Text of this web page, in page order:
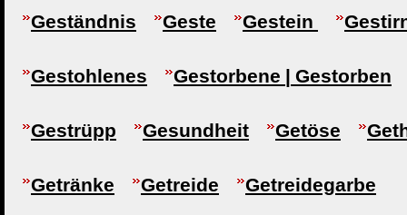
Geständnis Geste Gestein
Gestohlenes Gestorbene | Gestorben
Gestrüpp Gesundheit Getöse
Getränke Getreide Getreidegarbe